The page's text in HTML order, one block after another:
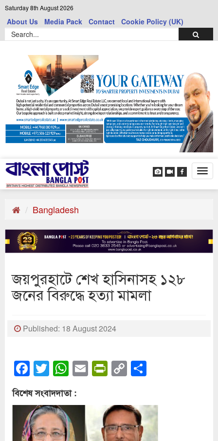
Saturday 8th August 2026
About Us Media Pack Contact Cookie Policy (UK)
Bangladesh
জয়পুরহাটে শেখ হাসিনাসহ ১২৮
জনের বিরুদ্ধে হত্যা মামলা
Published: 18 August 2024
Facebook
Twitter
WhatsApp
EmailPrintFriendly
Copy
Link
বিশেষ সংবাদদাতা :